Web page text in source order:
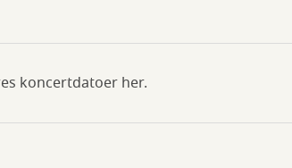
koncertdatoer her.